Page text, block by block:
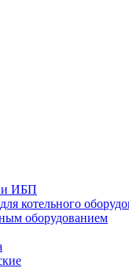
и ИБП
котельного
оборудованием